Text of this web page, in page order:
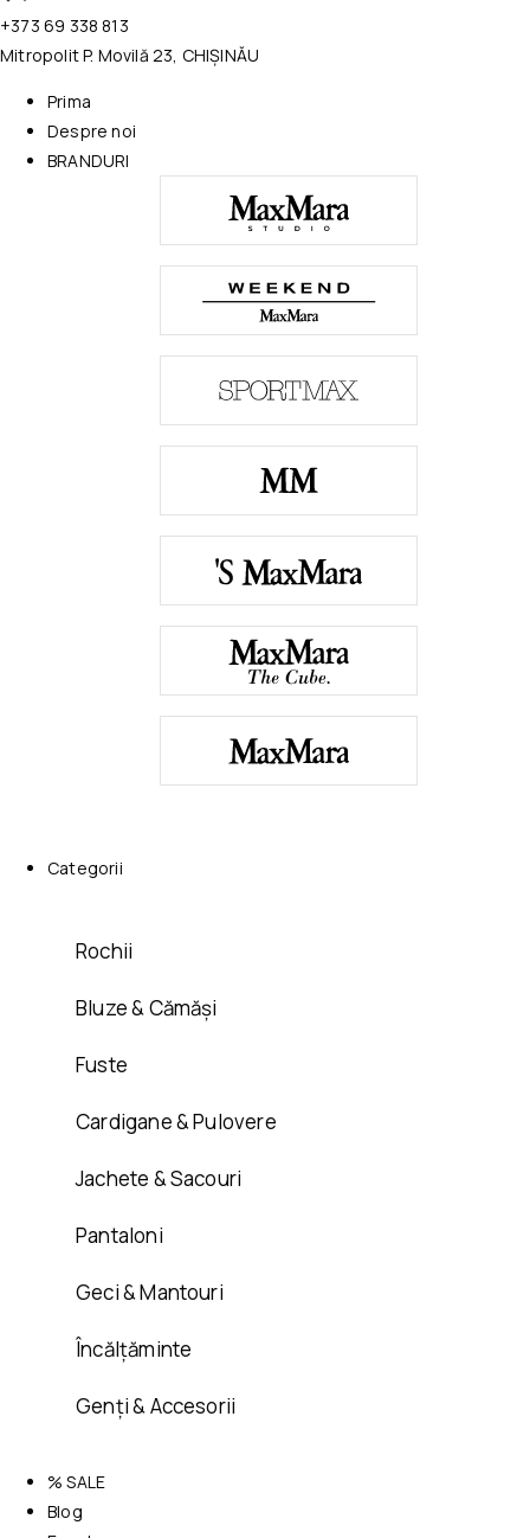
+373 69 338 813
Mitropolit P. Movilă 23, CHIȘINĂU
Prima
Despre noi
BRANDURI
Categorii
Rochii
Bluze & Cămăși
Fuste
Cardigane & Pulovere
Jachete & Sacouri
Pantaloni
Geci & Mantouri
Încălțăminte
Genți & Accesorii
% SALE
Blog